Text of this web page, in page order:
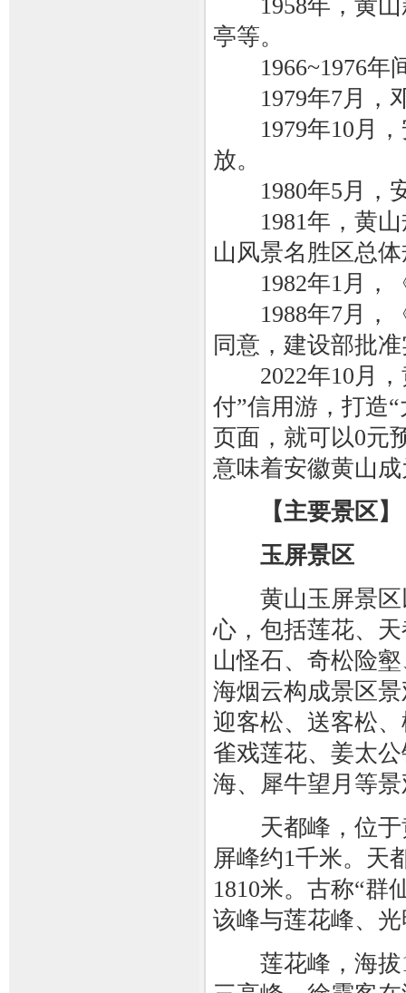
1958年，黄山
亭等。
1966~1976年
1979年7月，
1979年10月，
放。
1980年5月，安
1981年，黄山
山风景名胜区总
1982年1月，《
1988年7月，《
同意，建设部批
2022年10月，
付”信用游，打造
页面，就可以0元
意味着安徽黄山
【主要景区】
玉屏景区
黄山玉屏景区
心，包括莲花、
山怪石、奇松险
海烟云构成景区
迎客松、送客松
雀戏莲花、姜太
海、犀牛望月等
天都峰，位于
屏峰约1千米。天
1810米。古称“群
该峰与莲花峰、
莲花峰，海拔